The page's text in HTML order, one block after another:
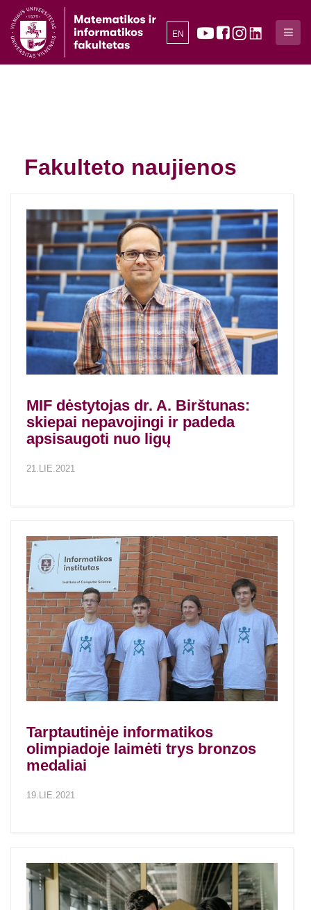
EN
Fakulteto naujienos
MIF dėstytojas dr. A. Birštunas:
skiepai nepavojingi ir padeda
apsisaugoti nuo ligų
21.LIE.2021
Tarptautinėje informatikos
olimpiadoje laimėti trys bronzos
medaliai
19.LIE.2021